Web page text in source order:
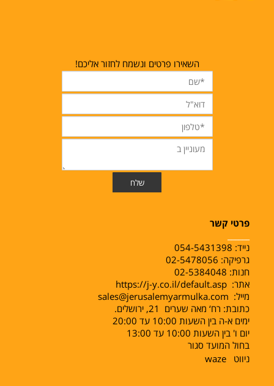
השאירו פרטים ונשמח לחזור אליכם!
פרטי קשר
נייד: 054-5431398
גרפיקה: 02-5478056
חנות: 02-5384048
אתר: https://j-y.co.il/default.asp
מייל: sales@jerusalemyarmulka.com
כתובת: רח‘ מאה שערים 21, ירושלים.
ימים א-ה בין השעות 10:00 עד 20:00
יום ו' בין השעות 10:00 עד 13:00
בחול המועד סגור
ניווט
waze